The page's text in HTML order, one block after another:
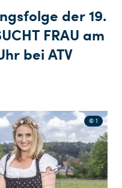
der 19.
FRAU am
bei ATV
© 1